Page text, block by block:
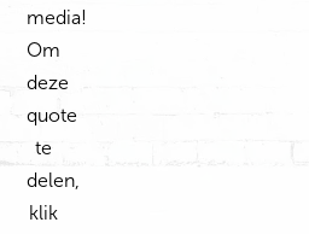
media!
Om
deze
quote
te
delen,
klik